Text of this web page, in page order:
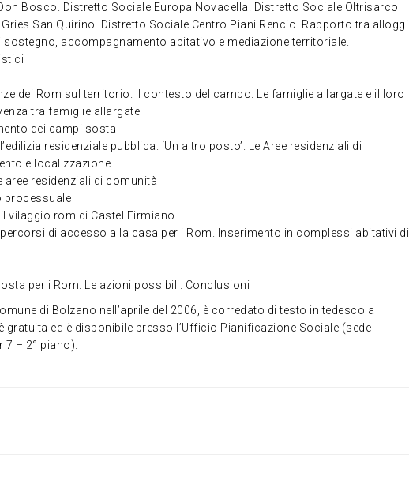
Bosco. Distretto Sociale Europa Novacella. Distretto Sociale Oltrisarco
San Quirino. Distretto Sociale Centro Piani Rencio. Rapporto tra alloggi
accompagnamento abitativo e mediazione territoriale.
dei Rom sul territorio. Il contesto del campo. Le famiglie allargate e il loro
tra famiglie allargate
dei campi sosta
residenziale pubblica. ‘Un altro posto’. Le Aree residenziali di
e localizzazione
aree residenziali di comunità
processuale
vilaggio rom di Castel Firmiano
di accesso alla casa per i Rom. Inserimento in complessi abitativi di
per i Rom. Le azioni possibili. Conclusioni
di Bolzano nell’aprile del 2006, è corredato di testo in tedesco a
gratuita ed è disponibile presso l’Ufficio Pianificazione Sociale (sede
7 – 2° piano).